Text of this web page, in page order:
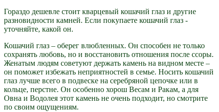
Гораздо дешевле стоит кварцевый кошачий глаз и другие
разновидности камней. Если покупаете кошачий глаз -
уточняйте, какой он.
Кошачий глаз – оберег влюбленных. Он способен не только
сохранять любовь, но и восстановить отношения после ссоры.
Женатым людям советуют держать камень на видном месте –
он поможет избежать неприятностей в семье. Носить кошачий
глаз лучше всего в подвеске на серебряной цепочке или в
кольце, перстне. Он особенно хорош Весам и Ракам, а для
Овна и Водолея этот камень не очень подходит, но смотрите
по своим ощущениям.